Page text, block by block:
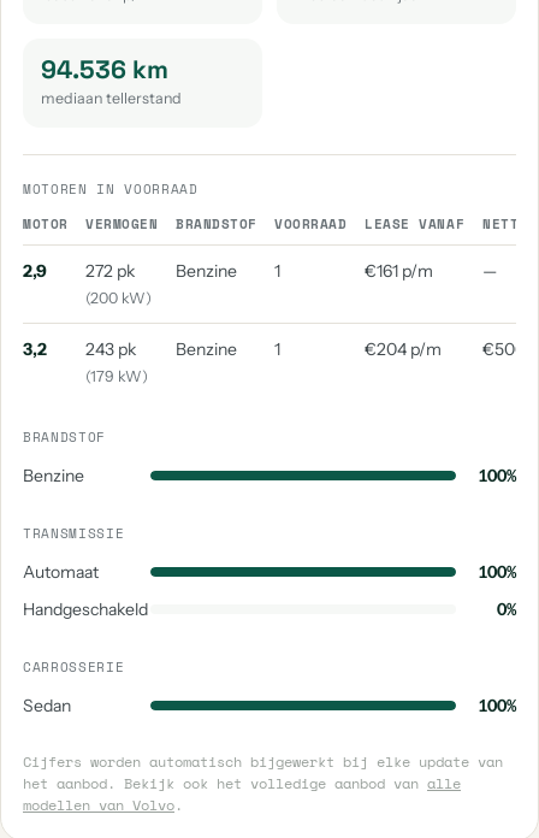
94.536 km
mediaan tellerstand
MOTOREN IN VOORRAAD
MOTOR
VERMOGEN BRANDSTOF VOORRAAD LEASE VANAF NETTO
2,9 272 pk
(200 kW)
Benzine 1 €161 p/m —
3,2 243 pk
(179 kW)
Benzine 1 €204 p/m €506
BRANDSTOF
Benzine 100%
TRANSMISSIE
Automaat
100%
Handgeschakeld
0%
CARROSSERIE
Sedan 100%
Cijfers worden automatisch bijgewerkt bij elke update van
het aanbod. Bekijk ook het volledige aanbod van alle
modellen van Volvo.